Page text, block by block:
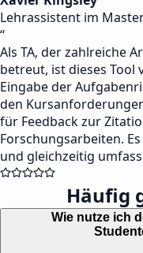
Lehrassistent im
“
Als TA, der zahlreiche
betreut, ist dieses Tool
Eingabe der
den
für Feedback zur
Forschungsarbeiten.
und gleichzeitig
Häufig
Wie nutze ich